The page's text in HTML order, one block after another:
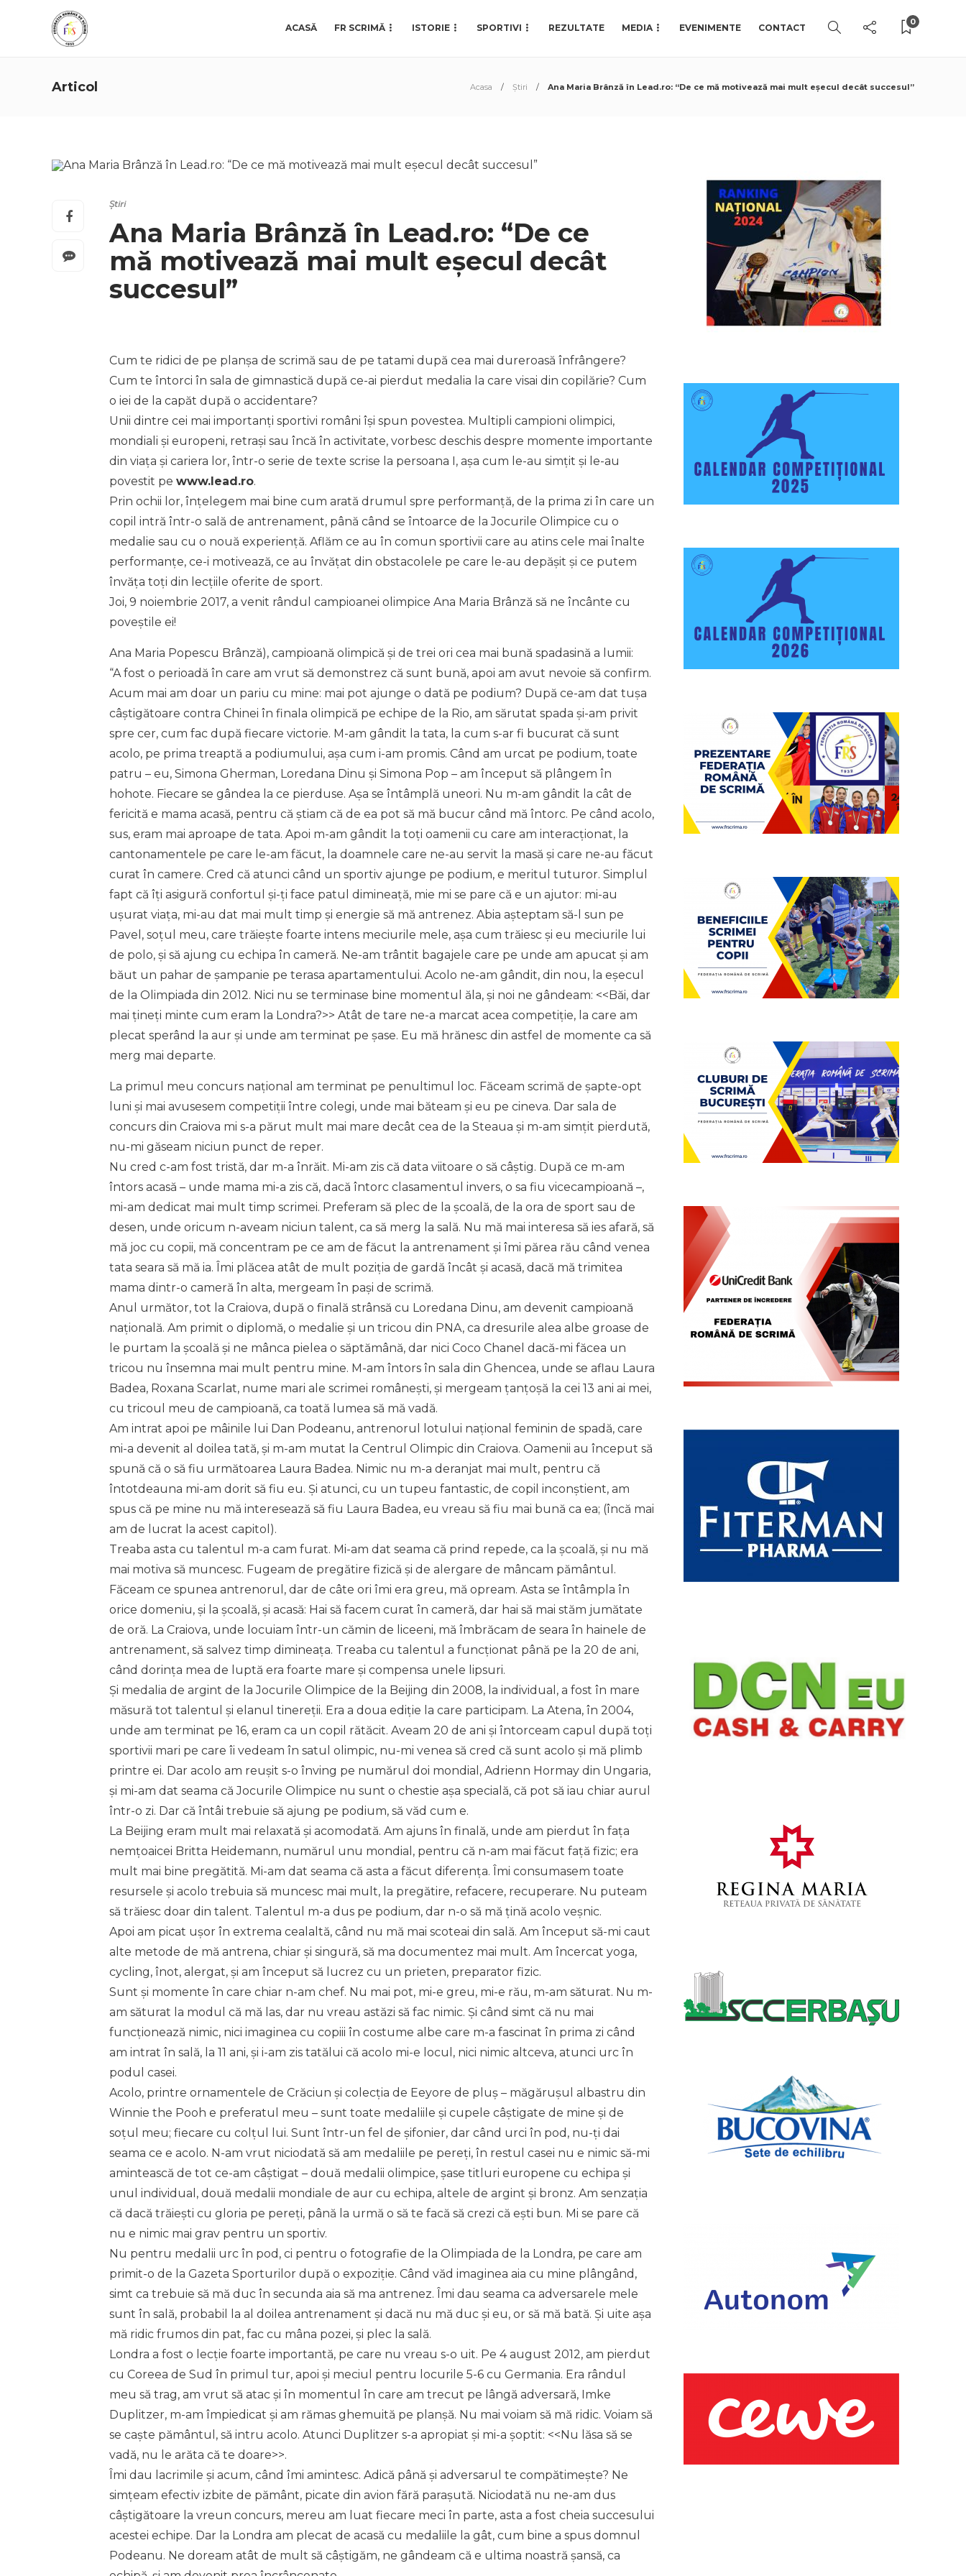
ACASĂ FR SCRIMĂ ISTORIE SPORTIVI REZULTATE MEDIA EVENIMENTE CONTACT
0
Articol Acasa Știri Ana Maria Brânză în Lead.ro: “De ce mă motivează mai mult eșecul decât succesul”
Știri
Ana Maria Brânză în Lead.ro: “De ce
mă motivează mai mult eșecul decât
succesul”
Cum te ridici de pe planșa de scrimă sau de pe tatami după cea mai dureroasă înfrângere?
Cum te întorci în sala de gimnastică după ce-ai pierdut medalia la care visai din copilărie? Cum
o iei de la capăt după o accidentare?
Unii dintre cei mai importanți sportivi români își spun povestea. Multipli campioni olimpici,
mondiali și europeni, retrași sau încă în activitate, vorbesc deschis despre momente importante
din viața și cariera lor, într-o serie de texte scrise la persoana I, așa cum le-au simțit și le-au
povestit pe www.lead.ro.
Prin ochii lor, înțelegem mai bine cum arată drumul spre performanță, de la prima zi în care un
copil intră într-o sală de antrenament, până când se întoarce de la Jocurile Olimpice cu o
medalie sau cu o nouă experiență. Aflăm ce au în comun sportivii care au atins cele mai înalte
performanțe, ce-i motivează, ce au învățat din obstacolele pe care le-au depășit și ce putem
învăța toți din lecțiile oferite de sport.
Joi, 9 noiembrie 2017, a venit rândul campioanei olimpice Ana Maria Brânză să ne încânte cu
poveștile ei!
Ana Maria Popescu Brânză), campioană olimpică și de trei ori cea mai bună spadasină a lumii:
“A fost o perioadă în care am vrut să demonstrez că sunt bună, apoi am avut nevoie să confirm.
Acum mai am doar un pariu cu mine: mai pot ajunge o dată pe podium? După ce-am dat tușa
câștigătoare contra Chinei în finala olimpică pe echipe de la Rio, am sărutat spada și-am privit
spre cer, cum fac după fiecare victorie. M-am gândit la tata, la cum s-ar fi bucurat că sunt
acolo, pe prima treaptă a podiumului, așa cum i-am promis. Când am urcat pe podium, toate
patru – eu, Simona Gherman, Loredana Dinu și Simona Pop – am început să plângem în
hohote. Fiecare se gândea la ce pierduse. Așa se întâmplă uneori. Nu m-am gândit la cât de
fericită e mama acasă, pentru că știam că de ea pot să mă bucur când mă întorc. Pe când acolo,
sus, eram mai aproape de tata. Apoi m-am gândit la toți oamenii cu care am interacționat, la
cantonamentele pe care le-am făcut, la doamnele care ne-au servit la masă și care ne-au făcut
curat în camere. Cred că atunci când un sportiv ajunge pe podium, e meritul tuturor. Simplul
fapt că îți asigură confortul și-ți face patul dimineață, mie mi se pare că e un ajutor: mi-au
ușurat viața, mi-au dat mai mult timp și energie să mă antrenez. Abia așteptam să-l sun pe
Pavel, soțul meu, care trăiește foarte intens meciurile mele, așa cum trăiesc și eu meciurile lui
de polo, și să ajung cu echipa în cameră. Ne-am trântit bagajele care pe unde am apucat și am
băut un pahar de șampanie pe terasa apartamentului. Acolo ne-am gândit, din nou, la eșecul
de la Olimpiada din 2012. Nici nu se terminase bine momentul ăla, și noi ne gândeam: <<Băi, dar
mai țineți minte cum eram la Londra?>> Atât de tare ne-a marcat acea competiție, la care am
plecat sperând la aur și unde am terminat pe șase. Eu mă hrănesc din astfel de momente ca să
merg mai departe.
La primul meu concurs național am terminat pe penultimul loc. Făceam scrimă de șapte-opt
luni și mai avusesem competiții între colegi, unde mai băteam și eu pe cineva. Dar sala de
concurs din Craiova mi s-a părut mult mai mare decât cea de la Steaua și m-am simțit pierdută,
nu-mi găseam niciun punct de reper.
Nu cred c-am fost tristă, dar m-a înrăit. Mi-am zis că data viitoare o să câștig. După ce m-am
întors acasă – unde mama mi-a zis că, dacă întorc clasamentul invers, o sa fiu vicecampioană –,
mi-am dedicat mai mult timp scrimei. Preferam să plec de la școală, de la ora de sport sau de
desen, unde oricum n-aveam niciun talent, ca să merg la sală. Nu mă mai interesa să ies afară, să
mă joc cu copii, mă concentram pe ce am de făcut la antrenament și îmi părea rău când venea
tata seara să mă ia. Îmi plăcea atât de mult poziția de gardă încât și acasă, dacă mă trimitea
mama dintr-o cameră în alta, mergeam în pași de scrimă.
Anul următor, tot la Craiova, după o finală strânsă cu Loredana Dinu, am devenit campioană
națională. Am primit o diplomă, o medalie și un tricou din PNA, ca dresurile alea albe groase de
le purtam la școală și ne mânca pielea o săptămână, dar nici Coco Chanel dacă-mi făcea un
tricou nu însemna mai mult pentru mine. M-am întors în sala din Ghencea, unde se aflau Laura
Badea, Roxana Scarlat, nume mari ale scrimei românești, și mergeam țanțoșă la cei 13 ani ai mei,
cu tricoul meu de campioană, ca toată lumea să mă vadă.
Am intrat apoi pe mâinile lui Dan Podeanu, antrenorul lotului național feminin de spadă, care
mi-a devenit al doilea tată, și m-am mutat la Centrul Olimpic din Craiova. Oamenii au început să
spună că o să fiu următoarea Laura Badea. Nimic nu m-a deranjat mai mult, pentru că
întotdeauna mi-am dorit să fiu eu. Și atunci, cu un tupeu fantastic, de copil inconștient, am
spus că pe mine nu mă interesează să fiu Laura Badea, eu vreau să fiu mai bună ca ea; (încă mai
am de lucrat la acest capitol).
Treaba asta cu talentul m-a cam furat. Mi-am dat seama că prind repede, ca la școală, și nu mă
mai motiva să muncesc. Fugeam de pregătire fizică și de alergare de mâncam pământul.
Făceam ce spunea antrenorul, dar de câte ori îmi era greu, mă opream. Asta se întâmpla în
orice domeniu, și la școală, și acasă: Hai să facem curat în cameră, dar hai să mai stăm jumătate
de oră. La Craiova, unde locuiam într-un cămin de liceeni, mă îmbrăcam de seara în hainele de
antrenament, să salvez timp dimineața. Treaba cu talentul a funcționat până pe la 20 de ani,
când dorința mea de luptă era foarte mare și compensa unele lipsuri.
Și medalia de argint de la Jocurile Olimpice de la Beijing din 2008, la individual, a fost în mare
măsură tot talentul și elanul tinereții. Era a doua ediție la care participam. La Atena, în 2004,
unde am terminat pe 16, eram ca un copil rătăcit. Aveam 20 de ani și întorceam capul după toți
sportivii mari pe care îi vedeam în satul olimpic, nu-mi venea să cred că sunt acolo și mă plimb
printre ei. Dar acolo am reușit s-o înving pe numărul doi mondial, Adrienn Hormay din Ungaria,
și mi-am dat seama că Jocurile Olimpice nu sunt o chestie așa specială, că pot să iau chiar aurul
într-o zi. Dar că întâi trebuie să ajung pe podium, să văd cum e.
La Beijing eram mult mai relaxată și acomodată. Am ajuns în finală, unde am pierdut în fața
nemțoaicei Britta Heidemann, numărul unu mondial, pentru că n-am mai făcut față fizic; era
mult mai bine pregătită. Mi-am dat seama că asta a făcut diferența. Îmi consumasem toate
resursele și acolo trebuia să muncesc mai mult, la pregătire, refacere, recuperare. Nu puteam
să trăiesc doar din talent. Talentul m-a dus pe podium, dar n-o să mă țină acolo veșnic.
Apoi am picat ușor în extrema cealaltă, când nu mă mai scoteai din sală. Am început să-mi caut
alte metode de mă antrena, chiar și singură, să ma documentez mai mult. Am încercat yoga,
cycling, înot, alergat, și am început să lucrez cu un prieten, preparator fizic.
Sunt și momente în care chiar n-am chef. Nu mai pot, mi-e greu, mi-e rău, m-am săturat. Nu m-
am săturat la modul că mă las, dar nu vreau astăzi să fac nimic. Și când simt că nu mai
funcționează nimic, nici imaginea cu copiii în costume albe care m-a fascinat în prima zi când
am intrat în sală, la 11 ani, și i-am zis tatălui că acolo mi-e locul, nici nimic altceva, atunci urc în
podul casei.
Acolo, printre ornamentele de Crăciun și colecția de Eeyore de pluș – măgărușul albastru din
Winnie the Pooh e preferatul meu – sunt toate medaliile și cupele câștigate de mine și de
soțul meu; fiecare cu colțul lui. Sunt într-un fel de șifonier, dar când urci în pod, nu-ți dai
seama ce e acolo. N-am vrut niciodată să am medaliile pe pereți, în restul casei nu e nimic să-mi
amintească de tot ce-am câștigat – două medalii olimpice, șase titluri europene cu echipa și
unul individual, două medalii mondiale de aur cu echipa, altele de argint și bronz. Am senzația
că dacă trăiești cu gloria pe pereți, până la urmă o să te facă să crezi că ești bun. Mi se pare că
nu e nimic mai grav pentru un sportiv.
Nu pentru medalii urc în pod, ci pentru o fotografie de la Olimpiada de la Londra, pe care am
primit-o de la Gazeta Sporturilor după o expoziție. Când văd imaginea aia cu mine plângând,
simt ca trebuie să mă duc în secunda aia să ma antrenez. Îmi dau seama ca adversarele mele
sunt în sală, probabil la al doilea antrenament și dacă nu mă duc și eu, or să mă bată. Și uite așa
mă ridic frumos din pat, fac cu mâna pozei, și plec la sală.
Londra a fost o lecție foarte importantă, pe care nu vreau s-o uit. Pe 4 august 2012, am pierdut
cu Coreea de Sud în primul tur, apoi și meciul pentru locurile 5-6 cu Germania. Era rândul
meu să trag, am vrut să atac și în momentul în care am trecut pe lângă adversară, Imke
Duplitzer, m-am împiedicat și am rămas ghemuită pe planșă. Nu mai voiam să mă ridic. Voiam să
se caște pământul, să intru acolo. Atunci Duplitzer s-a apropiat și mi-a șoptit: <<Nu lăsa să se
vadă, nu le arăta că te doare>>.
Îmi dau lacrimile și acum, când îmi amintesc. Adică până și adversarul te compătimește? Ne
simțeam efectiv izbite de pământ, picate din avion fără parașută. Niciodată nu ne-am dus
câștigătoare la vreun concurs, mereu am luat fiecare meci în parte, asta a fost cheia succesului
acestei echipe. Dar la Londra am plecat de acasă cu medaliile la gât, cum bine a spus domnul
Podeanu. Ne doream atât de mult să câștigăm, ne gândeam că e ultima noastră șansă, ca